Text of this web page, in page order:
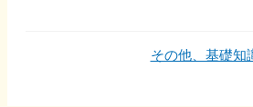
その他、基礎知